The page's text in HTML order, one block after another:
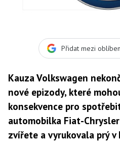
Přidat mezi
Kauza Volkswagen
nové epizody, které
konsekvence pro
automobilka Fiat-
zvířete a vyrukovala prý